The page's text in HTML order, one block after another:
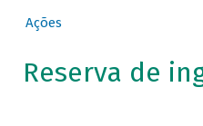
Ações
Reserva de